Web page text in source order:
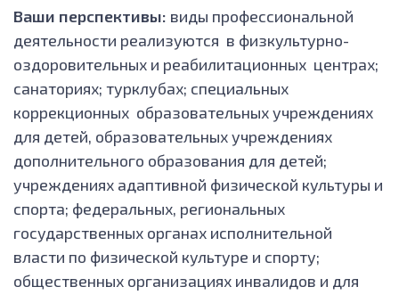
Ваши перспективы: виды профессиональной
деятельности реализуются в физкультурно-
оздоровительных и реабилитационных центрах;
санаториях; турклубах; специальных
коррекционных образовательных учреждениях
для детей, образовательных учреждениях
дополнительного образования для детей;
учреждениях адаптивной физической культуры и
спорта; федеральных, региональных
государственных органах исполнительной
власти по физической культуре и спорту;
общественных организациях инвалидов и для